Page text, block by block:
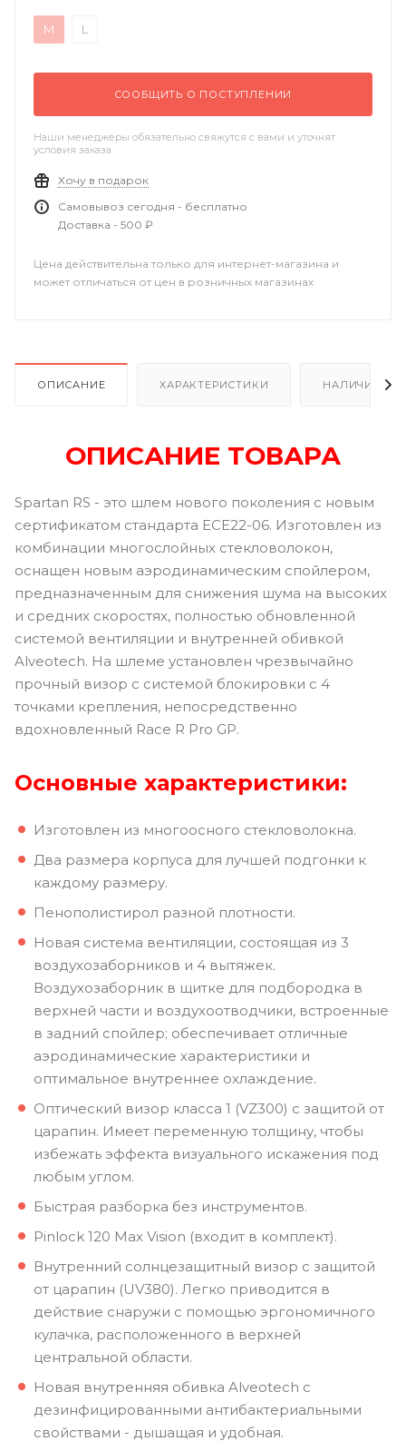
M L
СООБЩИТЬ О ПОСТУПЛЕНИИ
Наши менеджеры обязательно свяжутся с вами и уточнят
условия заказа
Хочу в подарок
Самовывоз сегодня - бесплатно
Доставка - 500 ₽
Цена действительна только для интернет-магазина и
может отличаться от цен в розничных магазинах
ОПИСАНИЕ ХАРАКТЕРИСТИКИ НАЛИЧИЕ В
ОПИСАНИЕ ТОВАРА
Spartan RS - это шлем нового поколения с новым
сертификатом стандарта ECE22-06. Изготовлен из
комбинации многослойных стекловолокон,
оснащен новым аэродинамическим спойлером,
предназначенным для снижения шума на высоких
и средних скоростях, полностью обновленной
системой вентиляции и внутренней обивкой
Alveotech. На шлеме установлен чрезвычайно
прочный визор с системой блокировки с 4
точками крепления, непосредственно
вдохновленный Race R Pro GP.
Основные характеристики:
Изготовлен из многоосного стекловолокна.
Два размера корпуса для лучшей подгонки к
каждому размеру.
Пенополистирол разной плотности.
Новая система вентиляции, состоящая из 3
воздухозаборников и 4 вытяжек.
Воздухозаборник в щитке для подбородка в
верхней части и воздухоотводчики, встроенные
в задний спойлер; обеспечивает отличные
аэродинамические характеристики и
оптимальное внутреннее охлаждение.
Оптический визор класса 1 (VZ300) с защитой от
царапин. Имеет переменную толщину, чтобы
избежать эффекта визуального искажения под
любым углом.
Быстрая разборка без инструментов.
Pinlock 120 Max Vision (входит в комплект).
Внутренний солнцезащитный визор с защитой
от царапин (UV380). Легко приводится в
действие снаружи с помощью эргономичного
кулачка, расположенного в верхней
центральной области.
Новая внутренняя обивка Alveotech с
дезинфицированными антибактериальными
свойствами - дышащая и удобная.